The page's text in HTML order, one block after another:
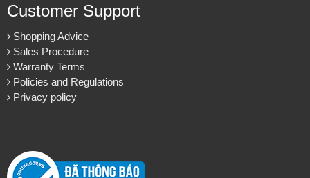
Customer Support
Shopping Advice
Sales Procedure
Warranty Terms
Policies and Regulations
Privacy policy